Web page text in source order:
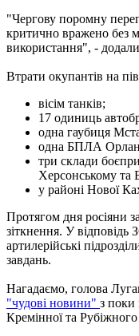
"Чергову поромну
критично вражено без
використання", -
Втрати окупантів на
вісім танків;
17 одиниць
одна гаубиця
одна БПЛА
три склади
Херсонському та
у районі Нової
Протягом дня росіяни
зіткнення. У відповідь
артилерійські
завдань.
Нагадаємо, голова
"чудові новини" з поки
Кремінної та